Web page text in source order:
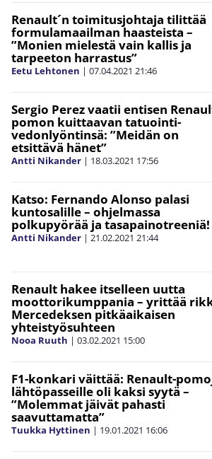
Renault´n toimitusjohtaja tilittää
formulamaailman haasteista –
”Monien mielestä vain kallis ja
tarpeeton harrastus”
Eetu Lehtonen | 07.04.2021 21:46
Sergio Perez vaatii entisen
pomon kuittaavan tatuointi-
vedonlyöntinsä: ”Meidän on
etsittävä hänet”
Antti Nikander | 18.03.2021 17:56
Katso: Fernando Alonso palasi
kuntosalille – ohjelmassa
polkupyörää ja tasapainotreeniä!
Antti Nikander | 21.02.2021 21:44
Renault hakee itselleen uutta
moottorikumppania – yrittää
Mercedeksen pitkäaikaisen
yhteistyösuhteen
Nooa Ruuth | 03.02.2021 15:00
F1-konkari väittää: Renault-
lähtöpasseille oli kaksi syytä –
”Molemmat jäivät pahasti
saavuttamatta”
Tuukka Hyttinen | 19.01.2021 16:06